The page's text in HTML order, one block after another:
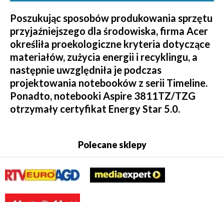
Poszukując sposobów produkowania sprzętu
przyjaźniejszego dla środowiska, firma Acer
określiła proekologiczne kryteria dotyczące
materiałów, zużycia energii i recyklingu, a
następnie uwzględniła je podczas
projektowania notebooków z serii Timeline.
Ponadto, notebooki Aspire 3811TZ/TZG
otrzymały certyfikat Energy Star 5.0.
Polecane sklepy